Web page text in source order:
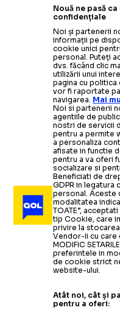
Nouă ne pasă
confidențiale
Noi și partenerii
informații pe
cookie unici
personal. Puteți
dvs. făcând clic
utilizării unui
pagina cu
vor fi raportate
navigarea. Mai
Noi si partenerii
agentiile de
nostri de servicii
pentru a permite
a personaliza
afisate in functie
pentru a va oferi
socializare si
Beneficiati de
GDPR in
personal. Aceste
modalitatea
TOATE”,
tip Cookie, care
privire la
Vendor-ii cu care
MODIFIC
preferintele in
de cookie strict
website-ului.
Atât noi, cât și
pentru a oferi: